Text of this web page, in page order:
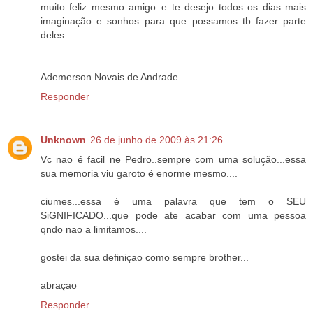
muito feliz mesmo amigo..e te desejo todos os dias mais
imaginação e sonhos..para que possamos tb fazer parte
deles...
Ademerson Novais de Andrade
Responder
Unknown 26 de junho de 2009 às 21:26
Vc nao é facil ne Pedro..sempre com uma solução...essa
sua memoria viu garoto é enorme mesmo....
ciumes...essa é uma palavra que tem o SEU
SiGNIFICADO...que pode ate acabar com uma pessoa
qndo nao a limitamos....
gostei da sua definiçao como sempre brother...
abraçao
Responder